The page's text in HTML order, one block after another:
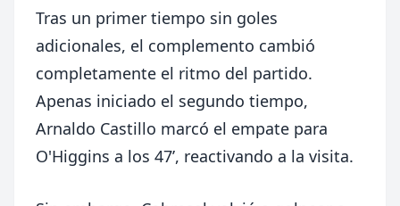
Tras un primer tiempo sin goles
adicionales, el complemento cambió
completamente el ritmo del partido.
Apenas iniciado el segundo tiempo,
Arnaldo Castillo marcó el empate para
O'Higgins a los 47’, reactivando a la visita.